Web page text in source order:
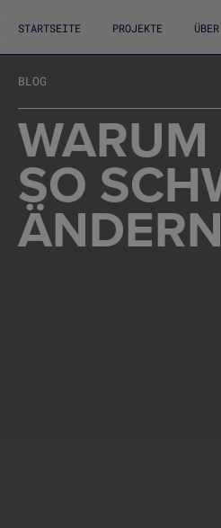
STARTSEITE PROJEKTE
BLOG
SO